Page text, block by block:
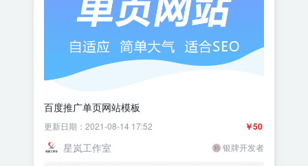
百度推广单页网站模板
￥50
更新日期：2021-08-14 17:52
星岚工作室 银牌开发者